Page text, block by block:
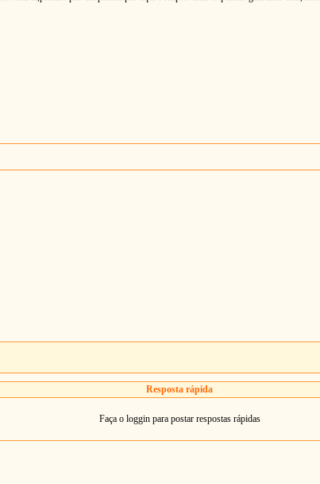
Resposta rápida
Faça o loggin para postar respostas rápidas